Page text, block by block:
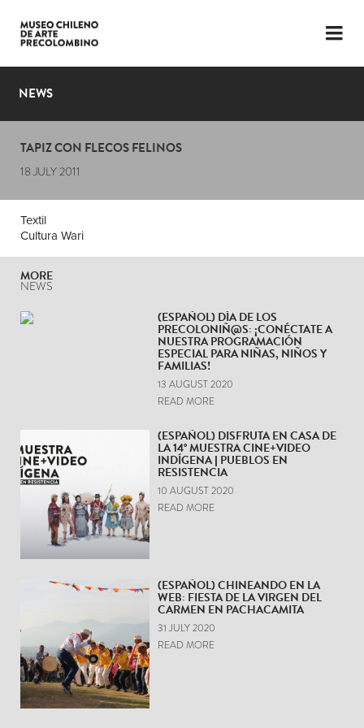
LANGUAGE
PLAN YOUR VISIT
EXHIBITIONS
THE MUSEUM
NEWS
TAPIZ CON FLECOS FELINOS
18 JULY 2011
Textil
Cultura Wari
MORE
NEWS
(ESPAÑOL) DÍA DE LOS
PRECOLONIÑ@S: ¡CONÉCTATE A
NUESTRA PROGRAMACIÓN
ESPECIAL PARA NIÑAS, NIÑOS Y
FAMILIAS!
13 AUGUST 2020
READ MORE
(ESPAÑOL) DISFRUTA EN CASA DE
LA 14° MUESTRA CINE+VIDEO
INDÍGENA | PUEBLOS EN
RESISTENCIA
10 AUGUST 2020
READ MORE
(ESPAÑOL) CHINEANDO EN LA
WEB: FIESTA DE LA VIRGEN DEL
CARMEN EN PACHACAMITA
31 JULY 2020
READ MORE